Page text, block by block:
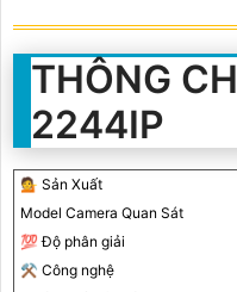
THÔNG
2244IP
💁 Sản Xuất
Model Camera Quan Sát
💯 Độ phân giải
⚒ Công nghệ